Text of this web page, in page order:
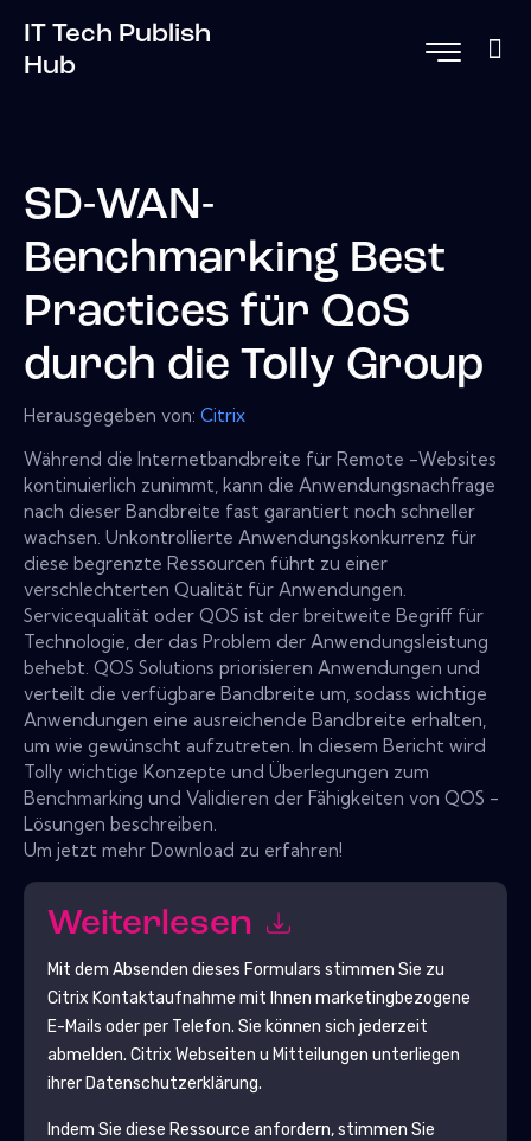
IT Tech Publish
Hub
SD-WAN-
Benchmarking Best
Practices für QoS
durch die Tolly Group
Herausgegeben von: Citrix
Während die Internetbandbreite für Remote -Websites
kontinuierlich zunimmt, kann die Anwendungsnachfrage
nach dieser Bandbreite fast garantiert noch schneller
wachsen. Unkontrollierte Anwendungskonkurrenz für
diese begrenzte Ressourcen führt zu einer
verschlechterten Qualität für Anwendungen.
Servicequalität oder QOS ist der breitweite Begriff für
Technologie, der das Problem der Anwendungsleistung
behebt. QOS Solutions priorisieren Anwendungen und
verteilt die verfügbare Bandbreite um, sodass wichtige
Anwendungen eine ausreichende Bandbreite erhalten,
um wie gewünscht aufzutreten. In diesem Bericht wird
Tolly wichtige Konzepte und Überlegungen zum
Benchmarking und Validieren der Fähigkeiten von QOS -
Lösungen beschreiben.
Um jetzt mehr Download zu erfahren!
Weiterlesen
Mit dem Absenden dieses Formulars stimmen Sie zu
Citrix Kontaktaufnahme mit Ihnen marketingbezogene
E-Mails oder per Telefon. Sie können sich jederzeit
abmelden. Citrix Webseiten u Mitteilungen unterliegen
ihrer Datenschutzerklärung.
Indem Sie diese Ressource anfordern, stimmen Sie